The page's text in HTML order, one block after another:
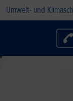
Umwelt- und